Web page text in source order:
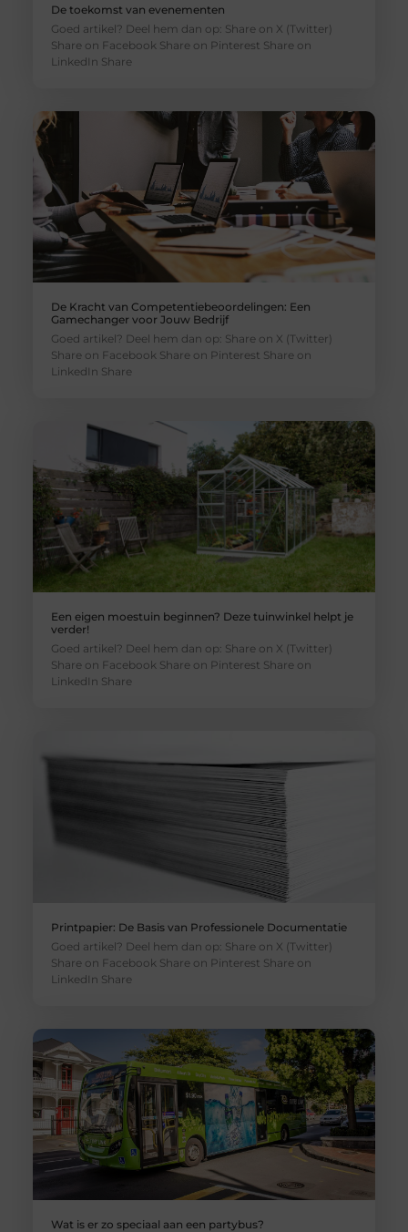
De toekomst van evenementen
Goed artikel? Deel hem dan op: Share on X (Twitter)
Share on Facebook Share on Pinterest Share on
LinkedIn Share
De Kracht van Competentiebeoordelingen: Een
Gamechanger voor Jouw Bedrijf
Goed artikel? Deel hem dan op: Share on X (Twitter)
Share on Facebook Share on Pinterest Share on
LinkedIn Share
Een eigen moestuin beginnen? Deze tuinwinkel helpt je
verder!
Goed artikel? Deel hem dan op: Share on X (Twitter)
Share on Facebook Share on Pinterest Share on
LinkedIn Share
Printpapier: De Basis van Professionele Documentatie
Goed artikel? Deel hem dan op: Share on X (Twitter)
Share on Facebook Share on Pinterest Share on
LinkedIn Share
Wat is er zo speciaal aan een partybus?